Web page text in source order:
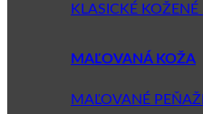
KLASICKÉ KOŽENÉ
MAĽOVANÁ KOŽA
MAĽOVANÉ